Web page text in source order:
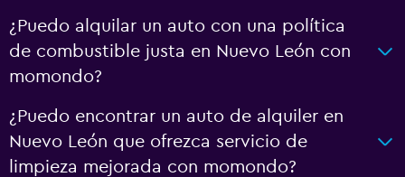
¿Puedo alquilar un auto con una política
de combustible justa en Nuevo León con
momondo?
¿Puedo encontrar un auto de alquiler en
Nuevo León que ofrezca servicio de
limpieza mejorada con momondo?